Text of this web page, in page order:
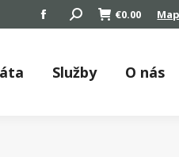
Facebook
opens
Search: €0.00
Služby O nás